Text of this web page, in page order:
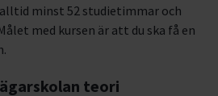
minst 52 studietimmar och
med kursen är att du ska få en
teori